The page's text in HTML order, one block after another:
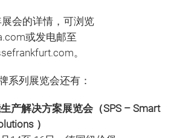
会的详情，可浏览
或发电邮至
。
系列展览会还有：
产解决方案展览会（SPS – Smart
）